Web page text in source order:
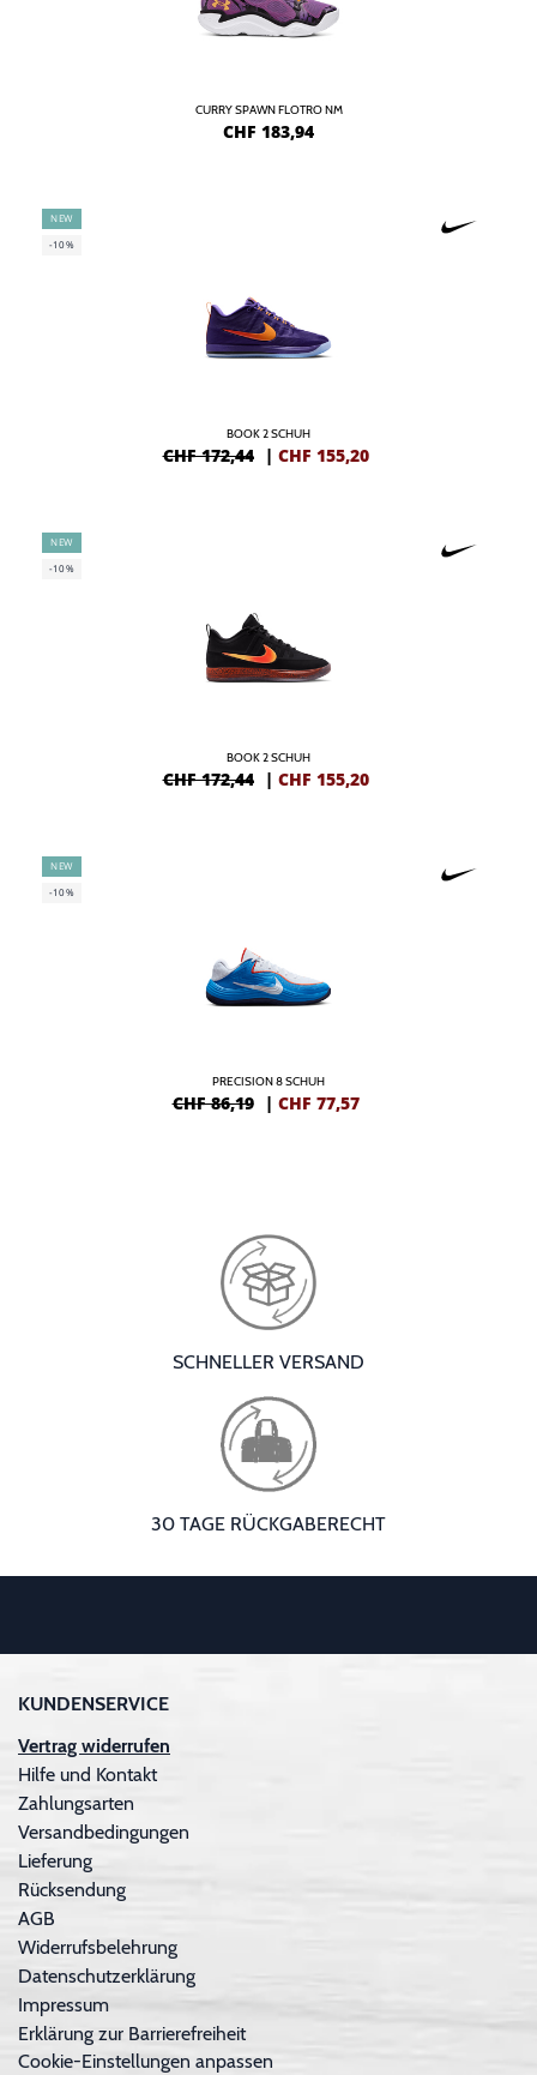
CURRY SPAWN FLOTRO NM
CHF 183,94
NEW
-10%
BOOK 2 SCHUH
CHF 172,44 | CHF 155,20
NEW
-10%
BOOK 2 SCHUH
CHF 172,44 | CHF 155,20
NEW
-10%
PRECISION 8 SCHUH
CHF 86,19 | CHF 77,57
SCHNELLER VERSAND
30 TAGE RÜCKGABERECHT
KUNDENSERVICE
Vertrag widerrufen
Hilfe und Kontakt
Zahlungsarten
Versandbedingungen
Lieferung
Rücksendung
AGB
Widerrufsbelehrung
Datenschutzerklärung
Impressum
Erklärung zur Barrierefreiheit
Cookie-Einstellungen anpassen